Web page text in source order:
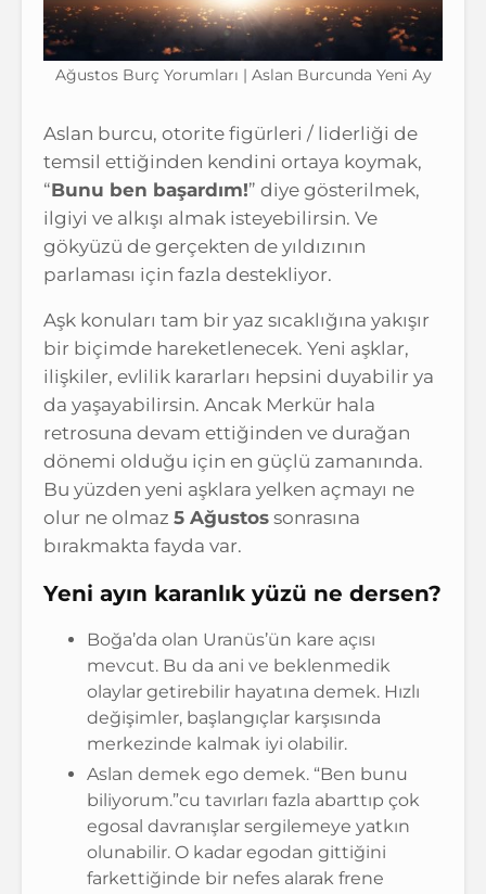
Ağustos Burç Yorumları | Aslan Burcunda Yeni Ay
Aslan burcu, otorite figürleri / liderliği de
temsil ettiğinden kendini ortaya koymak,
“Bunu ben başardım!” diye gösterilmek,
ilgiyi ve alkışı almak isteyebilirsin. Ve
gökyüzü de gerçekten de yıldızının
parlaması için fazla destekliyor.
Aşk konuları tam bir yaz sıcaklığına yakışır
bir biçimde hareketlenecek. Yeni aşklar,
ilişkiler, evlilik kararları hepsini duyabilir ya
da yaşayabilirsin. Ancak Merkür hala
retrosuna devam ettiğinden ve durağan
dönemi olduğu için en güçlü zamanında.
Bu yüzden yeni aşklara yelken açmayı ne
olur ne olmaz 5 Ağustos sonrasına
bırakmakta fayda var.
Yeni ayın karanlık yüzü ne dersen?
Boğa’da olan Uranüs’ün kare açısı
mevcut. Bu da ani ve beklenmedik
olaylar getirebilir hayatına demek. Hızlı
değişimler, başlangıçlar karşısında
merkezinde kalmak iyi olabilir.
Aslan demek ego demek. “Ben bunu
biliyorum.”cu tavırları fazla abarttıp çok
egosal davranışlar sergilemeye yatkın
olunabilir. O kadar egodan gittiğini
farkettiğinde bir nefes alarak frene